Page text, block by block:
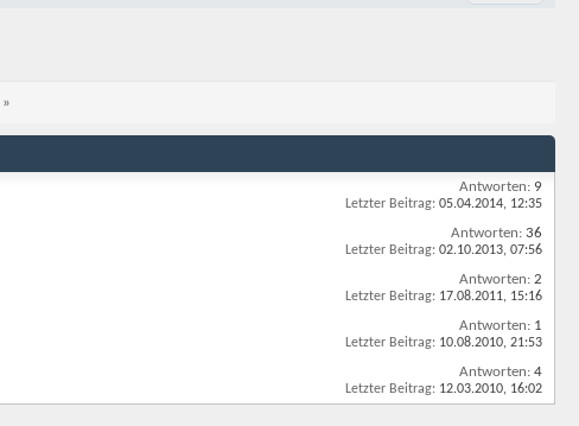
»
Antworten: 9
Letzter Beitrag: 05.04.2014, 12:35
Antworten: 36
Letzter Beitrag: 02.10.2013, 07:56
Antworten: 2
Letzter Beitrag: 17.08.2011, 15:16
Antworten: 1
Letzter Beitrag: 10.08.2010, 21:53
Antworten: 4
Letzter Beitrag: 12.03.2010, 16:02